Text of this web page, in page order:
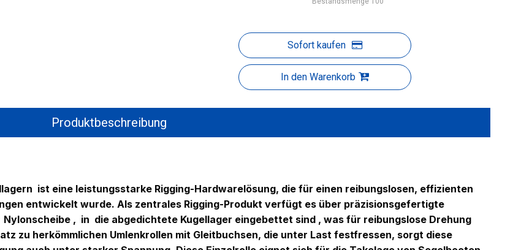
Sofort kaufen
In den Warenkorb
Produktbeschreibung
ist eine leistungsstarke Rigging-Hardwarelösung, die für einen reibungslosen, effizienten
entwickelt wurde. Als zentrales Rigging-Produkt verfügt es über präzisionsgefertigte
Nylonscheibe , in die abgedichtete Kugellager eingebettet sind , was für reibungslose Drehung
zu herkömmlichen Umlenkrollen mit Gleitbuchsen, die unter Last festfressen, sorgt diese